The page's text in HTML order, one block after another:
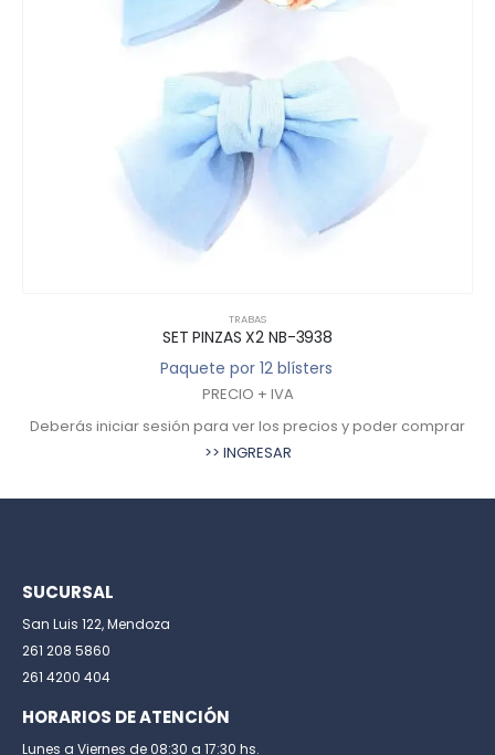
TRABAS
SET PINZAS X2 NB-3938
Paquete por 12 blísters
PRECIO + IVA
Deberás iniciar sesión para ver los precios y poder comprar
>> INGRESAR
SUCURSAL
San Luis 122, Mendoza
261 208 5860
261 4200 404
HORARIOS DE ATENCIÓN
Lunes a Viernes de 08:30 a 17:30 hs.